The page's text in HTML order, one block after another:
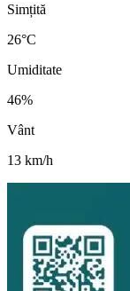
Simțită
26°C
Umiditate
46%
Vânt
13 km/h